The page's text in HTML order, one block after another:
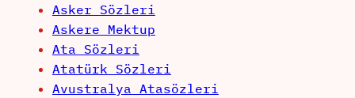
Asker Sözleri
Askere Mektup
Ata Sözleri
Atatürk Sözleri
Avustralya Atasözleri